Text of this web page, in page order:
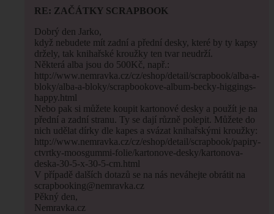
RE: ZAČÁTKY SCRAPBOOK
Dobrý den Jarko,
když nebudete mít zadní a přední desky, které by ty kapsy
držely, tak knihařské kroužky ten tvar neudrží.
Některá alba jsou do 500Kč, např.:
http://www.nemravka.cz/cz/eshop/detail/scrapbook/alba-a-
bloky/alba-a-bloky/scrapbookove-album-becky-higgings-
happy.html
Nebo pak si můžete koupit kartonové desky a použít je na
přední a zadní stranu. Ty se dají různě polepit. Můžete do
nich udělat dírky dle kapes a svázat knihařskými kroužky:
http://www.nemravka.cz/cz/eshop/detail/scrapbook/papiry-
ctvrtky-moosgummi-folie/kartonove-desky/kartonova-
deska-30-5-x-30-5-cm.html
V případě dalších dotazů se na nás neváhejte obrátit na
scrapbooking@nemravka.cz
Pěkný den,
Nemravka.cz